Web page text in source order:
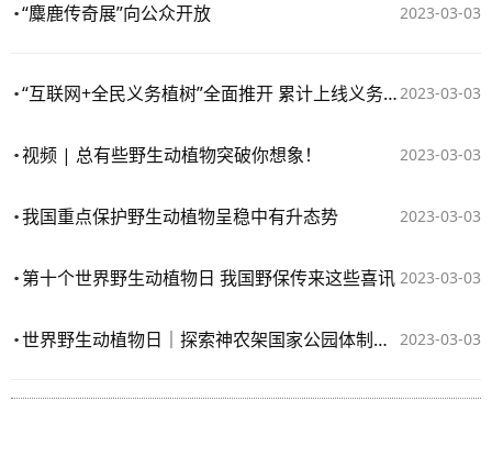
2023-03-03
“麋鹿传奇展”向公众开放
2023-03-03
“互联网+全民义务植树”全面推开 累计上线义务植树尽责活动1532个
2023-03-03
视频 | 总有些野生动植物突破你想象！
2023-03-03
我国重点保护野生动植物呈稳中有升态势
2023-03-03
第十个世界野生动植物日 我国野保传来这些喜讯
2023-03-03
世界野生动植物日｜探索神农架国家公园体制试点